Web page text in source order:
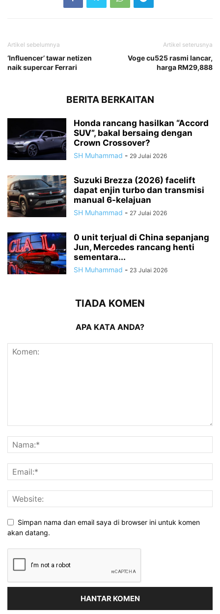
Artikel sebelumnya
‘Influencer’ tawar netizen
naik supercar Ferrari
Artikel seterusnya
Voge cu525 rasmi lancar,
harga RM29,888
BERITA BERKAITAN
Honda rancang hasilkan “Accord
SUV”, bakal bersaing dengan
Crown Crossover?
SH Muhammad - 29 Julai 2026
Suzuki Brezza (2026) facelift
dapat enjin turbo dan transmisi
manual 6-kelajuan
SH Muhammad - 27 Julai 2026
0 unit terjual di China sepanjang
Jun, Mercedes rancang henti
sementara...
SH Muhammad - 23 Julai 2026
TIADA KOMEN
APA KATA ANDA?
Simpan nama dan email saya di browser ini untuk komen
akan datang.